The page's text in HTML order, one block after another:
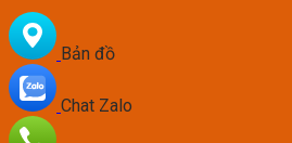
Bản đồ
Chat Zalo